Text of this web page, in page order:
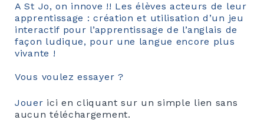
EXPAND
A St Jo, on innove !! Les élèves acteurs de leur
apprentissage : création et utilisation d’un jeu
interactif pour l’apprentissage de l’anglais de
façon ludique, pour une langue encore plus
vivante !
Vous voulez essayer ?
Jouer ici en cliquant sur un simple lien sans
aucun téléchargement.